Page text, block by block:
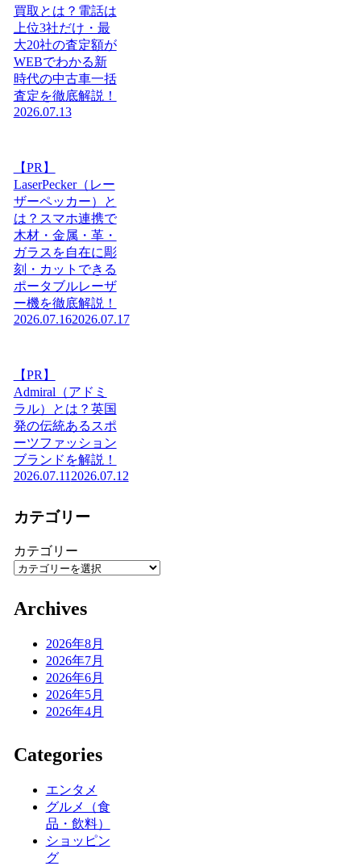
買取とは？電話は
上位3社だけ・最
大20社の査定額が
WEBでわかる新
時代の中古車一括
査定を徹底解説！
2026.07.13
【PR】
LaserPecker（レー
ザーペッカー）と
は？スマホ連携で
木材・金属・革・
ガラスを自在に彫
刻・カットできる
ポータブルレーザ
ー機を徹底解説！
2026.07.162026.07.17
【PR】
Admiral（アドミ
ラル）とは？英国
発の伝統あるスポ
ーツファッション
ブランドを解説！
2026.07.11 2026.07.12
カテゴリー
カテゴリー
Archives
2026年8月
2026年7月
2026年6月
2026年5月
2026年4月
Categories
エンタメ
グルメ（食
品・飲料）
ショッピン
グ